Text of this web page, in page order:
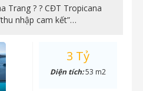
Trang ? ? CĐT Tropicana
nhập cam kết”…
3 Tỷ
Diện tích:53 m2